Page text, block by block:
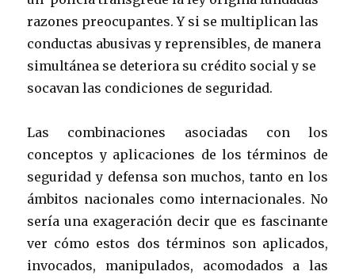
razones preocupantes. Y si se multiplican las
conductas abusivas y reprensibles, de manera
simultánea se deteriora su crédito social y se
socavan las condiciones de seguridad.
Las combinaciones asociadas con los
conceptos y aplicaciones de los términos de
seguridad y defensa son muchos, tanto en los
ámbitos nacionales como internacionales. No
sería una exageración decir que es fascinante
ver cómo estos dos términos son aplicados,
invocados, manipulados, acomodados a las